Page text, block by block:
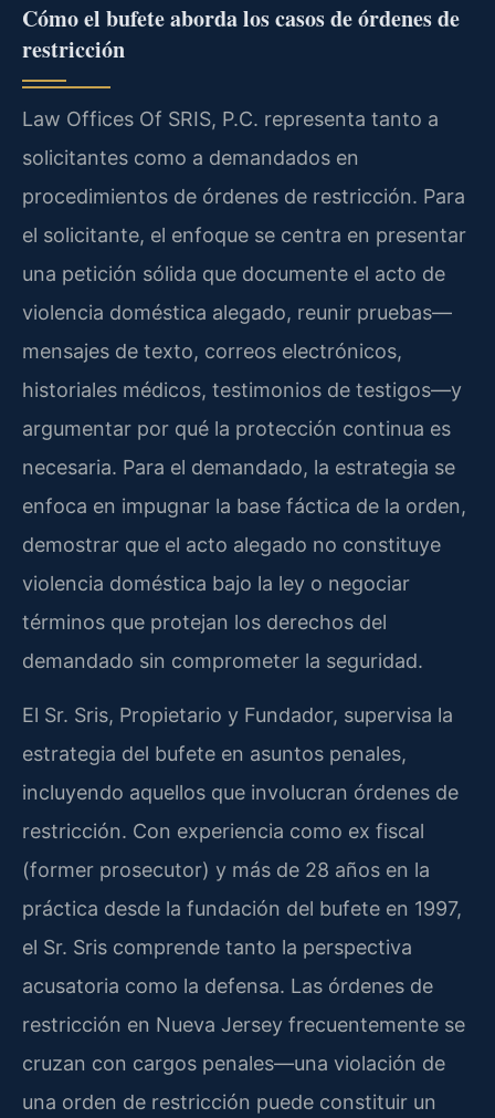
Cómo el bufete aborda los casos de órdenes de
restricción
Law Offices Of SRIS, P.C. representa tanto a
solicitantes como a demandados en
procedimientos de órdenes de restricción. Para
el solicitante, el enfoque se centra en presentar
una petición sólida que documente el acto de
violencia doméstica alegado, reunir pruebas—
mensajes de texto, correos electrónicos,
historiales médicos, testimonios de testigos—y
argumentar por qué la protección continua es
necesaria. Para el demandado, la estrategia se
enfoca en impugnar la base fáctica de la orden,
demostrar que el acto alegado no constituye
violencia doméstica bajo la ley o negociar
términos que protejan los derechos del
demandado sin comprometer la seguridad.
El Sr. Sris, Propietario y Fundador, supervisa la
estrategia del bufete en asuntos penales,
incluyendo aquellos que involucran órdenes de
restricción. Con experiencia como ex fiscal
(former prosecutor) y más de 28 años en la
práctica desde la fundación del bufete en 1997,
el Sr. Sris comprende tanto la perspectiva
acusatoria como la defensa. Las órdenes de
restricción en Nueva Jersey frecuentemente se
cruzan con cargos penales—una violación de
una orden de restricción puede constituir un